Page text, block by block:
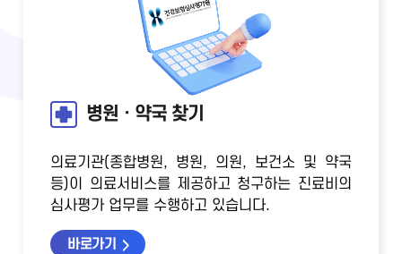
병원ㆍ약국 찾기
의료기관(종합병원, 병원, 의원, 보건소 및 약국
등)이 의료서비스를 제공하고 청구하는 진료비의
심사평가 업무를 수행하고 있습니다.
바로가기